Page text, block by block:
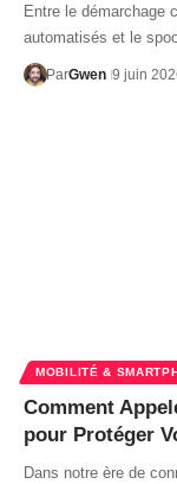
Entre le démarchage
automatisés et le
ParGwen 9 juin
MOBILITÉ &
Comment
pour Protéger
Dans notre ère de